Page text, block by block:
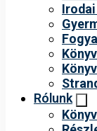
Rólunk